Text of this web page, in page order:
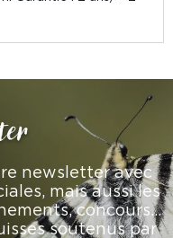
newsletter avec
mais aussi les
concours…
soutenus par